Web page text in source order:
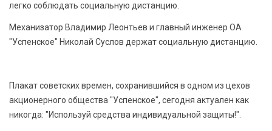
легко соблюдать социальную дистанцию.
Механизатор Владимир Леонтьев и главный инженер ОА
"Успенское" Николай Суслов держат социальную дистанцию.
Плакат советских времен, сохранившийся в одном из цехов
акционерного общества "Успенское", сегодня актуален как
никогда: "Используй средства индивидуальной защиты!".